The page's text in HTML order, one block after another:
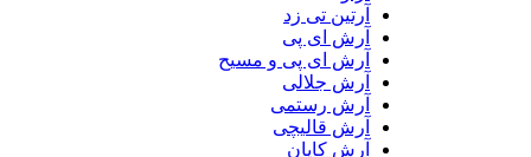
آرتین تی زد
آرش ای پی
آرش ای پی و مسیح
آرش جلالی
آرش رستمی
آرش قالیچی
آرش کایان